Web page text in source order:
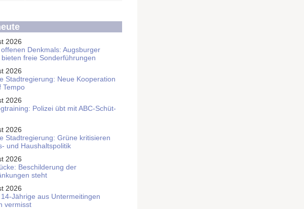
2026
Denkmals: Augsburger
bieten freie Sonderführungen
2026
Stadtregierung: Neue Kooperation
Tempo
2026
Poli­zei übt mit ABC-Schüt­
2026
Stadtregierung: Grüne kritisieren
und Haushaltspolitik
2026
Beschilderung der
steht
2026
Jährige aus Untermeitingen
vermisst